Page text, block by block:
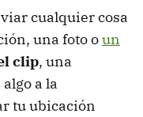
cualquier cosa
una foto oun
clip, una
a la
tu ubicación